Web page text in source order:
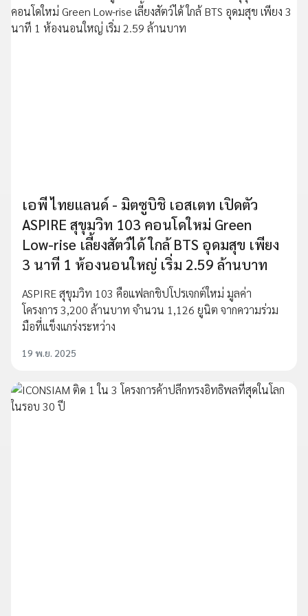
เอพี ไทยแลนด์ - มิตซูบิชิ เอสเตท เปิดตัว
ASPIRE สุขุมวิท 103 คอนโดใหม่ Green
Low-rise เลี้ยงสัตว์ได้ ใกล้ BTS อุดมสุข เพียง
3 นาที 1 ห้องนอนใหญ่ เริ่ม 2.59 ล้านบาท
ASPIRE สุขุมวิท 103 คือแฟลกชิปโปรเจกต์ใหม่ มูลค่า
โครงการ 3,200 ล้านบาท จำนวน 1,126 ยูนิต จากความร่วม
มือที่แข็งแกร่งระหว่าง
19 พ.ย. 2025